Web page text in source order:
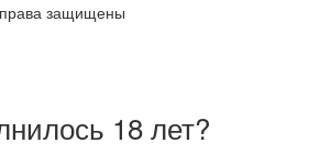
защищены
18 лет?